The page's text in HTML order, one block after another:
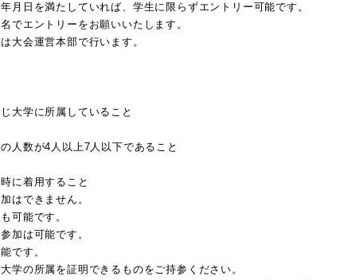
月日を満たしていれば、学生に限らずエントリー可能です。
でエントリーをお願いいたします。
大会運営本部で行います。
大学に所属していること
人数が4人以上7人以下であること
に着用すること
はできません。
可能です。
加は可能です。
です。
学の所属を証明できるものをご持参ください。